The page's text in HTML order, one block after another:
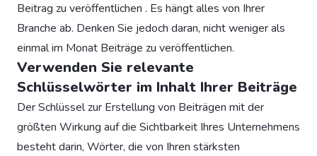
Beitrag zu veröffentlichen . Es hängt alles von Ihrer
Branche ab. Denken Sie jedoch daran, nicht weniger als
einmal im Monat Beiträge zu veröffentlichen.
Verwenden Sie relevante
Schlüsselwörter im Inhalt Ihrer Beiträge
Der Schlüssel zur Erstellung von Beiträgen mit der
größten Wirkung auf die Sichtbarkeit Ihres Unternehmens
besteht darin, Wörter, die von Ihren stärksten